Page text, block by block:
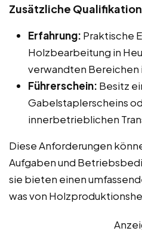
Zusätzliche
Erfahrung: Praktische
Holzbearbeitung in
verwandten Bereichen
Führerschein: Besitz
Gabelstaplerscheins
innerbetrieblichen
Diese Anforderungen
Aufgaben und
sie bieten einen
was von